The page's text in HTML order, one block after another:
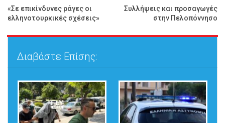
«Σε επικίνδυνες ράγες οι
ελληνοτουρκικές σχέσεις»
Συλλήψεις και προσαγωγές
στην Πελοπόννησο
Διαβάστε Επίσης: